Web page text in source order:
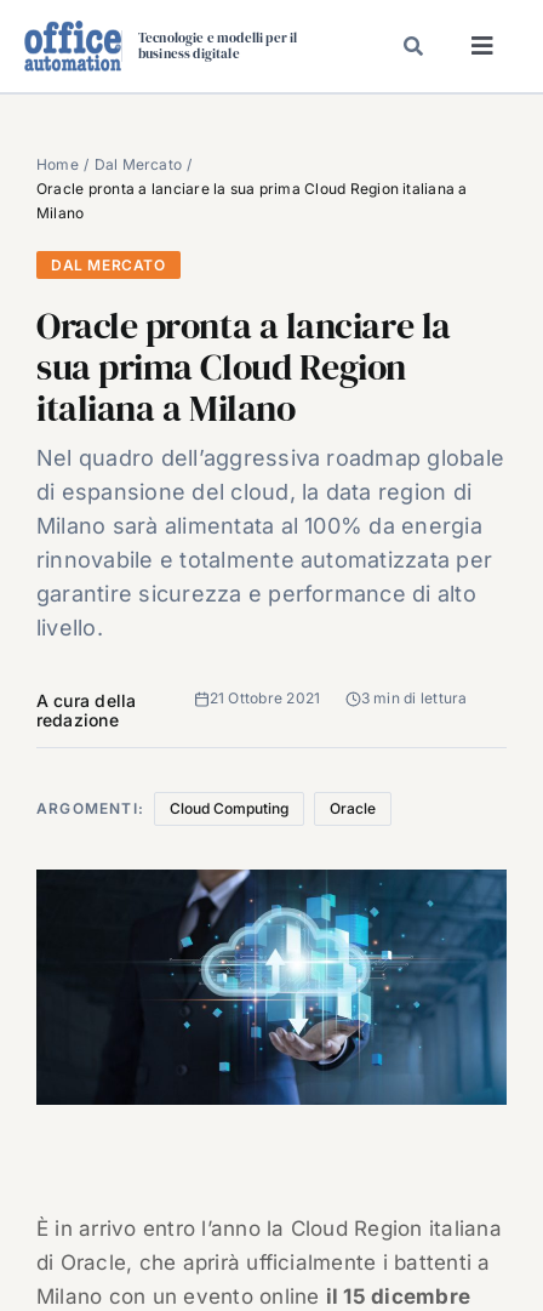
Tecnologie e modelli per il
business digitale
SPECIAL PAPER
TAVOLE ROTONDE DI REDAZIONE
DAL MERCATO
VIDEO
EVENTI
CHI SIAMO
Home
Dal Mercato
Oracle pronta a lanciare la sua prima Cloud Region italiana a
Milano
DAL MERCATO
Oracle pronta a lanciare la
sua prima Cloud Region
italiana a Milano
Nel quadro dell’aggressiva roadmap globale
di espansione del cloud, la data region di
Milano sarà alimentata al 100% da energia
rinnovabile e totalmente automatizzata per
garantire sicurezza e performance di alto
livello.
A cura della
redazione
21 Ottobre 2021 3 min di lettura
ARGOMENTI: Cloud Computing Oracle
È in arrivo entro l’anno la Cloud Region italiana
di Oracle, che aprirà ufficialmente i battenti a
Milano con un evento online il 15 dicembre